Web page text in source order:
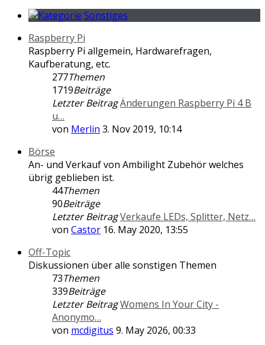
Sonstiges
Raspberry Pi
Raspberry Pi allgemein, Hardwarefragen,
Kaufberatung, etc.
277Themen
1719Beiträge
Letzter BeitragÄnderungen Raspberry Pi 4 B
u…
von Merlin 3. Nov 2019, 10:14
Börse
An- und Verkauf von Ambilight Zubehör welches
übrig geblieben ist.
44Themen
90Beiträge
Letzter BeitragVerkaufe LEDs, Splitter, Netz…
von Castor 16. May 2020, 13:55
Off-Topic
Diskussionen über alle sonstigen Themen
73Themen
339Beiträge
Letzter BeitragWomens In Your City -
Anonymo…
von mcdigitus 9. May 2026, 00:33